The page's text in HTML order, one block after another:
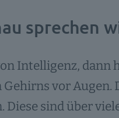
sprechen
Intelligenz, dann
vor Augen.
Diese sind über